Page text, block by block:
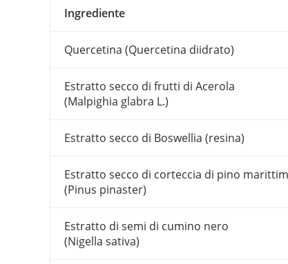
Ingrediente
Quercetina (Quercetina diidrato)
Estratto secco di frutti di Acerola
(Malpighia glabra L.)
Estratto secco di Boswellia (resina)
Estratto secco di corteccia di pino
(Pinus pinaster)
Estratto di semi di cumino nero
(Nigella sativa)